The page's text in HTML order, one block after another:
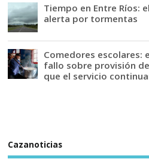
Tiempo en Entre Ríos:
alerta por tormentas
Comedores escolares:
fallo sobre provisión
que el servicio
Cazanoticias